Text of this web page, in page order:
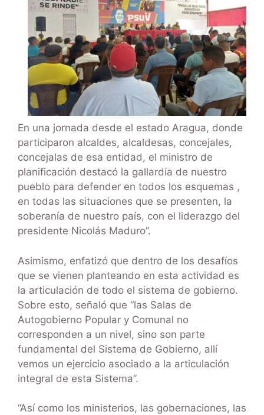
En una jornada desde el estado Aragua, donde
participaron alcaldes, alcaldesas, concejales,
concejalas de esa entidad, el ministro de
planificación destacó la gallardía de nuestro
pueblo para defender en todos los esquemas ,
en todas las situaciones que se presenten, la
soberanía de nuestro país, con el liderazgo del
presidente Nicolás Maduro”.
Asimismo, enfatizó que dentro de los desafíos
que se vienen planteando en esta actividad es
la articulación de todo el sistema de gobierno.
Sobre esto, señaló que “las Salas de
Autogobierno Popular y Comunal no
corresponden a un nivel, sino son parte
fundamental del Sistema de Gobierno, allí
vemos un ejercicio asociado a la articulación
integral de esta Sistema”.
“Así como los ministerios, las gobernaciones, las